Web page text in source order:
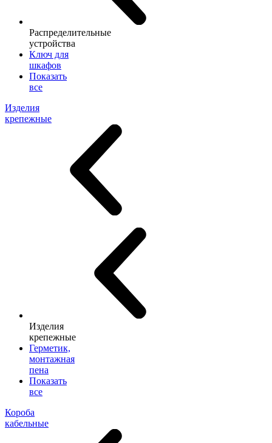
Распределительные
устройства
Ключ для
шкафов
Показать
все
Изделия
крепежные
Изделия
крепежные
Герметик,
монтажная
пена
Показать
все
Короба
кабельные